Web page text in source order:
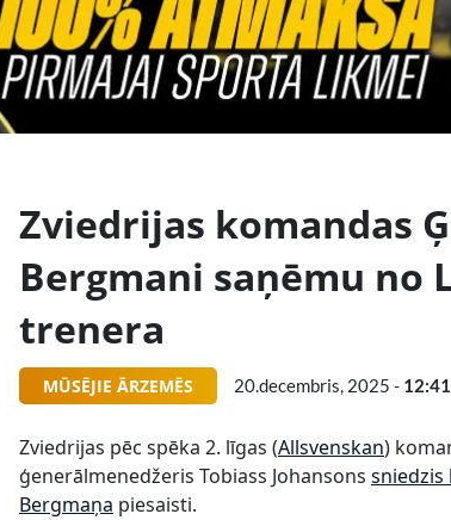
Zviedrijas komandas
Bergmani saņēmu no
trenera
MŪSĒJIE ĀRZEMĒS 20.decembris, 2025 - 12:41
Zviedrijas pēc spēka 2. līgas (Allsvenskan)
ģenerālmenedžeris Tobiass Johansons
Bergmaņa piesaisti.